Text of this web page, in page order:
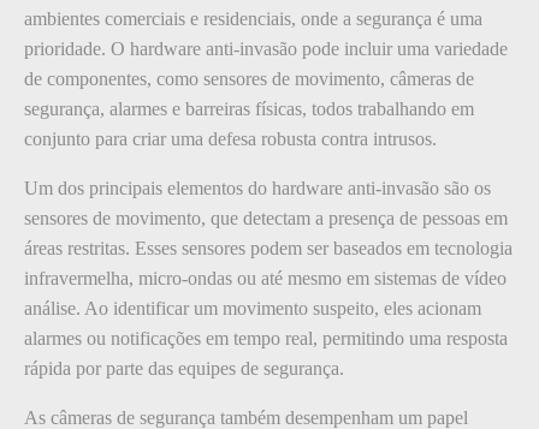
ambientes comerciais e residenciais, onde a segurança é uma
prioridade. O hardware anti-invasão pode incluir uma variedade
de componentes, como sensores de movimento, câmeras de
segurança, alarmes e barreiras físicas, todos trabalhando em
conjunto para criar uma defesa robusta contra intrusos.
Um dos principais elementos do hardware anti-invasão são os
sensores de movimento, que detectam a presença de pessoas em
áreas restritas. Esses sensores podem ser baseados em tecnologia
infravermelha, micro-ondas ou até mesmo em sistemas de vídeo
análise. Ao identificar um movimento suspeito, eles acionam
alarmes ou notificações em tempo real, permitindo uma resposta
rápida por parte das equipes de segurança.
As câmeras de segurança também desempenham um papel